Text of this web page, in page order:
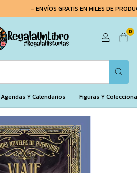
- ENVÍOS GRATIS EN MILES DE
0
Agendas Y Calendarios Figuras Y